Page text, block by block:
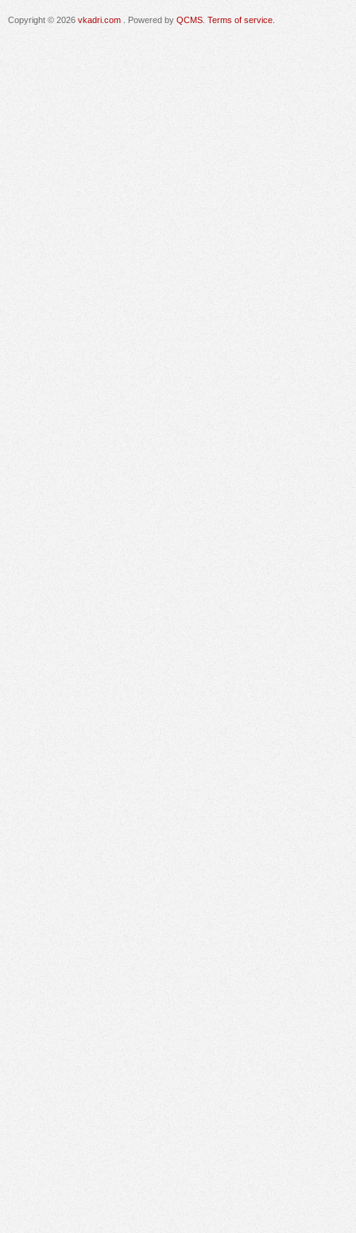
Copyright © 2026 vkadri.com . Powered by QCMS Terms of service.